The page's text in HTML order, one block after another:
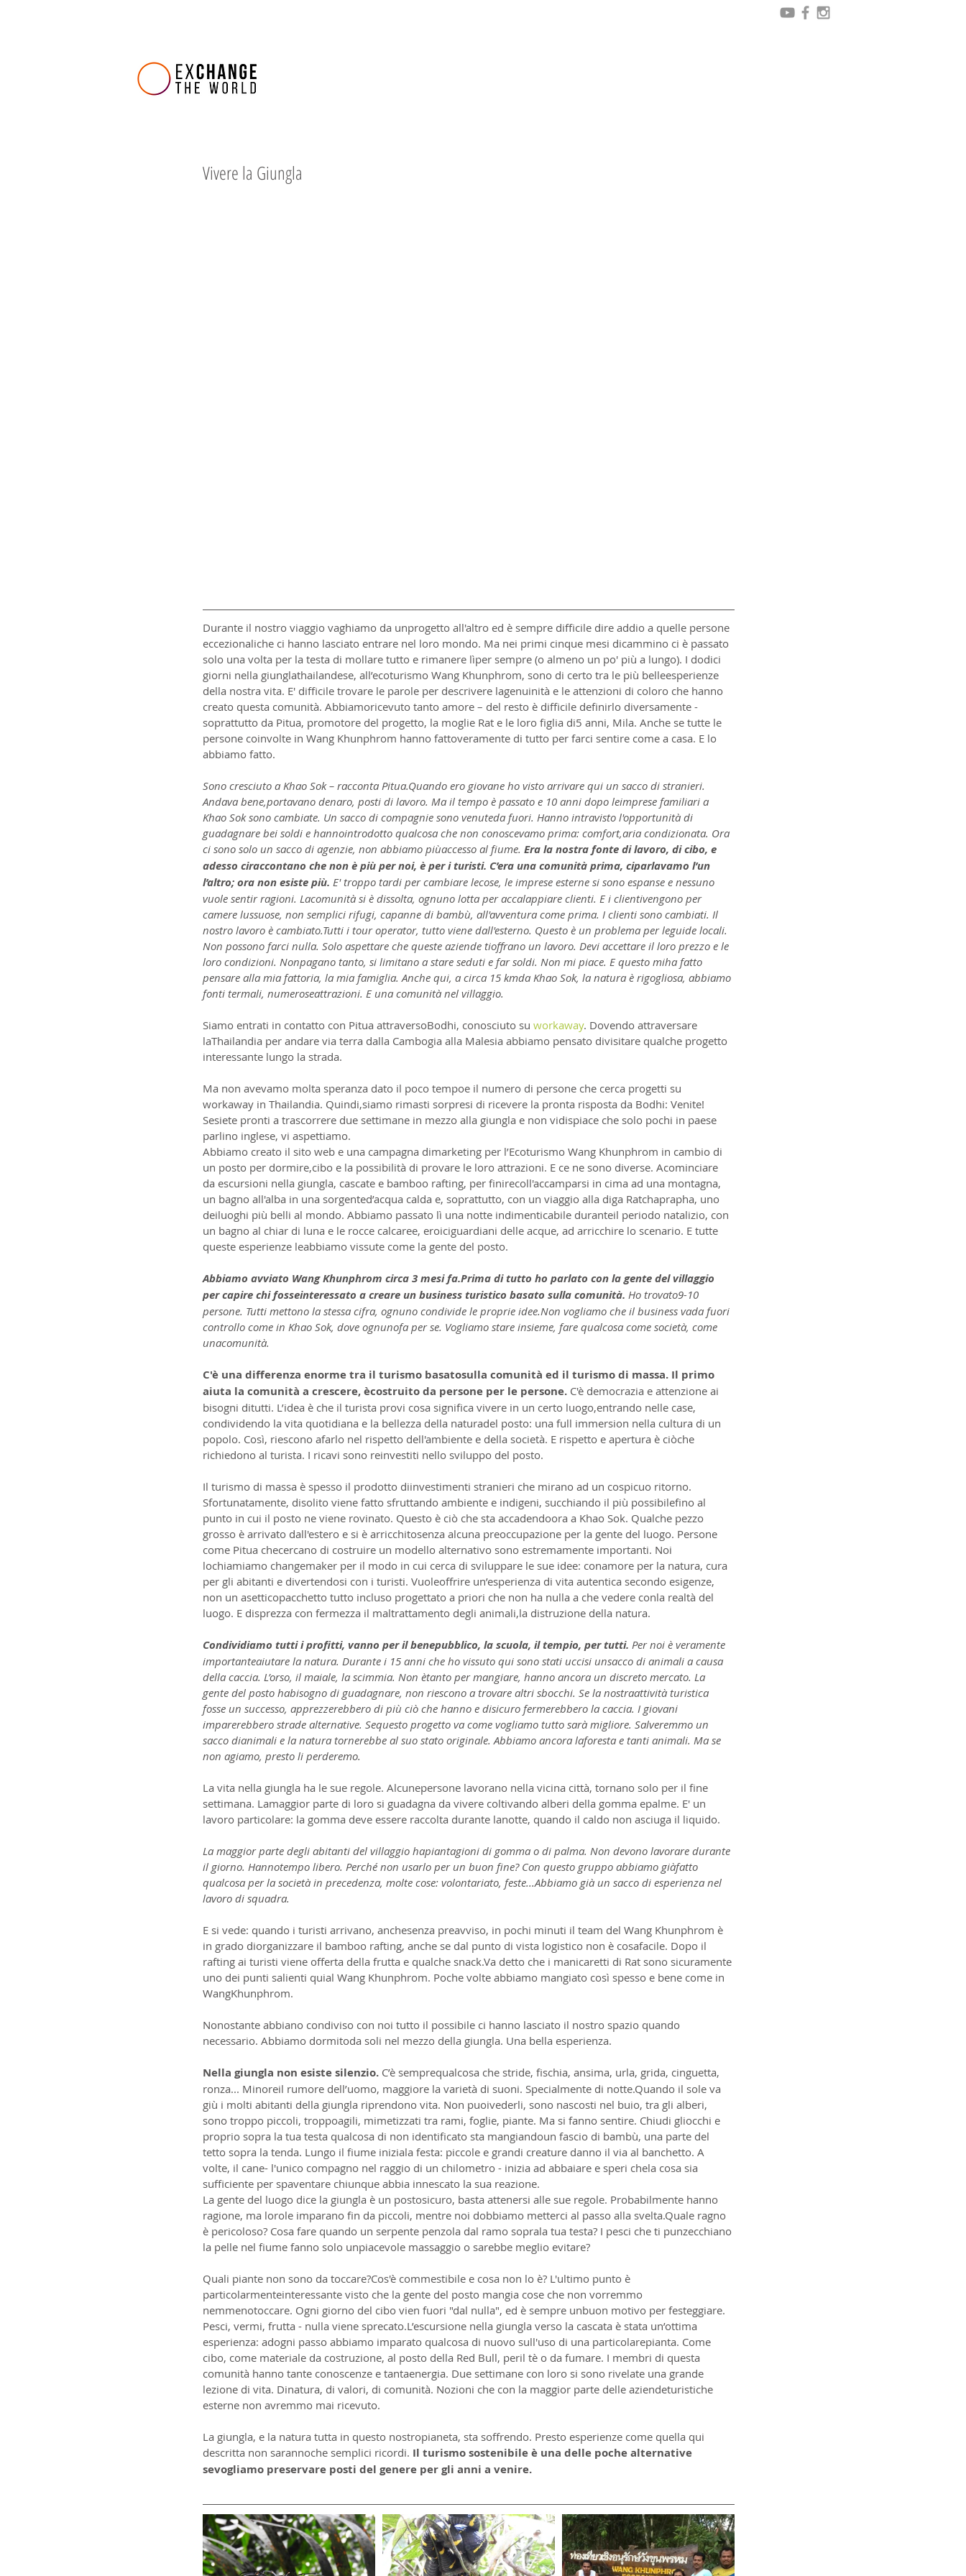
Vivere la Giungla
Durante il nostro viaggio vaghiamo da unprogetto all'altro ed è sempre difficile dire addio a quelle persone
eccezionaliche ci hanno lasciato entrare nel loro mondo. Ma nei primi cinque mesi dicammino ci è passato
solo una volta per la testa di mollare tutto e rimanere lìper sempre (o almeno un po' più a lungo). I dodici
giorni nella giunglathailandese, all’ecoturismo Wang Khunphrom, sono di certo tra le più belleesperienze
della nostra vita. E' difficile trovare le parole per descrivere lagenuinità e le attenzioni di coloro che hanno
creato questa comunità. Abbiamoricevuto tanto amore – del resto è difficile definirlo diversamente -
soprattutto da Pitua, promotore del progetto, la moglie Rat e le loro figlia di5 anni, Mila. Anche se tutte le
persone coinvolte in Wang Khunphrom hanno fattoveramente di tutto per farci sentire come a casa. E lo
abbiamo fatto.
Sono cresciuto a Khao Sok – racconta Pitua.Quando ero giovane ho visto arrivare qui un sacco di stranieri.
Andava bene,portavano denaro, posti di lavoro. Ma il tempo è passato e 10 anni dopo leimprese familiari a
Khao Sok sono cambiate. Un sacco di compagnie sono venuteda fuori. Hanno intravisto l'opportunità di
guadagnare bei soldi e hannointrodotto qualcosa che non conoscevamo prima: comfort,aria condizionata. Ora
ci sono solo un sacco di agenzie, non abbiamo piùaccesso al fiume. Era la nostra fonte di lavoro, di cibo, e
adesso ciraccontano che non è più per noi, è per i turisti. C’era una comunità prima, ciparlavamo l’un
l’altro; ora non esiste più. E' troppo tardi per cambiare lecose, le imprese esterne si sono espanse e nessuno
vuole sentir ragioni. Lacomunità si è dissolta, ognuno lotta per accalappiare clienti. E i clientivengono per
camere lussuose, non semplici rifugi, capanne di bambù, all'avventura come prima. I clienti sono cambiati. Il
nostro lavoro è cambiato.Tutti i tour operator, tutto viene dall'esterno. Questo è un problema per leguide locali.
Non possono farci nulla. Solo aspettare che queste aziende tioffrano un lavoro. Devi accettare il loro prezzo e le
loro condizioni. Nonpagano tanto, si limitano a stare seduti e far soldi. Non mi piace. E questo miha fatto
pensare alla mia fattoria, la mia famiglia. Anche qui, a circa 15 kmda Khao Sok, la natura è rigogliosa, abbiamo
fonti termali, numeroseattrazioni. E una comunità nel villaggio.
Siamo entrati in contatto con Pitua attraversoBodhi, conosciuto su workaway. Dovendo attraversare
laThailandia per andare via terra dalla Cambogia alla Malesia abbiamo pensato divisitare qualche progetto
interessante lungo la strada.
Ma non avevamo molta speranza dato il poco tempoe il numero di persone che cerca progetti su
workaway in Thailandia. Quindi,siamo rimasti sorpresi di ricevere la pronta risposta da Bodhi: Venite!
Sesiete pronti a trascorrere due settimane in mezzo alla giungla e non vidispiace che solo pochi in paese
parlino inglese, vi aspettiamo.
Abbiamo creato il sito web e una campagna dimarketing per l’Ecoturismo Wang Khunphrom in cambio di
un posto per dormire,cibo e la possibilità di provare le loro attrazioni. E ce ne sono diverse. Acominciare
da escursioni nella giungla, cascate e bamboo rafting, per finirecoll'accamparsi in cima ad una montagna,
un bagno all'alba in una sorgented’acqua calda e, soprattutto, con un viaggio alla diga Ratchaprapha, uno
deiluoghi più belli al mondo. Abbiamo passato lì una notte indimenticabile duranteil periodo natalizio, con
un bagno al chiar di luna e le rocce calcaree, eroiciguardiani delle acque, ad arricchire lo scenario. E tutte
queste esperienze leabbiamo vissute come la gente del posto.
Abbiamo avviato Wang Khunphrom circa 3 mesi fa.Prima di tutto ho parlato con la gente del villaggio
per capire chi fosseinteressato a creare un business turistico basato sulla comunità. Ho trovato9-10
persone. Tutti mettono la stessa cifra, ognuno condivide le proprie idee.Non vogliamo che il business vada fuori
controllo come in Khao Sok, dove ognunofa per se. Vogliamo stare insieme, fare qualcosa come società, come
unacomunità.
C'è una differenza enorme tra il turismo basatosulla comunità ed il turismo di massa. Il primo
aiuta la comunità a crescere, ècostruito da persone per le persone. C'è democrazia e attenzione ai
bisogni ditutti. L’idea è che il turista provi cosa significa vivere in un certo luogo,entrando nelle case,
condividendo la vita quotidiana e la bellezza della naturadel posto: una full immersion nella cultura di un
popolo. Così, riescono afarlo nel rispetto dell'ambiente e della società. E rispetto e apertura è ciòche
richiedono al turista. I ricavi sono reinvestiti nello sviluppo del posto.
Il turismo di massa è spesso il prodotto diinvestimenti stranieri che mirano ad un cospicuo ritorno.
Sfortunatamente, disolito viene fatto sfruttando ambiente e indigeni, succhiando il più possibilefino al
punto in cui il posto ne viene rovinato. Questo è ciò che sta accadendoora a Khao Sok. Qualche pezzo
grosso è arrivato dall'estero e si è arricchitosenza alcuna preoccupazione per la gente del luogo. Persone
come Pitua checercano di costruire un modello alternativo sono estremamente importanti. Noi
lochiamiamo changemaker per il modo in cui cerca di sviluppare le sue idee: conamore per la natura, cura
per gli abitanti e divertendosi con i turisti. Vuoleoffrire un’esperienza di vita autentica secondo esigenze,
non un asetticopacchetto tutto incluso progettato a priori che non ha nulla a che vedere conla realtà del
luogo. E disprezza con fermezza il maltrattamento degli animali,la distruzione della natura.
Condividiamo tutti i profitti, vanno per il benepubblico, la scuola, il tempio, per tutti. Per noi è veramente
importanteaiutare la natura. Durante i 15 anni che ho vissuto qui sono stati uccisi unsacco di animali a causa
della caccia. L’orso, il maiale, la scimmia. Non ètanto per mangiare, hanno ancora un discreto mercato. La
gente del posto habisogno di guadagnare, non riescono a trovare altri sbocchi. Se la nostraattività turistica
fosse un successo, apprezzerebbero di più ciò che hanno e disicuro fermerebbero la caccia. I giovani
imparerebbero strade alternative. Sequesto progetto va come vogliamo tutto sarà migliore. Salveremmo un
sacco dianimali e la natura tornerebbe al suo stato originale. Abbiamo ancora laforesta e tanti animali. Ma se
non agiamo, presto li perderemo.
La vita nella giungla ha le sue regole. Alcunepersone lavorano nella vicina città, tornano solo per il fine
settimana. Lamaggior parte di loro si guadagna da vivere coltivando alberi della gomma epalme. E' un
lavoro particolare: la gomma deve essere raccolta durante lanotte, quando il caldo non asciuga il liquido.
La maggior parte degli abitanti del villaggio hapiantagioni di gomma o di palma. Non devono lavorare durante
il giorno. Hannotempo libero. Perché non usarlo per un buon fine? Con questo gruppo abbiamo giàfatto
qualcosa per la società in precedenza, molte cose: volontariato, feste...Abbiamo già un sacco di esperienza nel
lavoro di squadra.
E si vede: quando i turisti arrivano, anchesenza preavviso, in pochi minuti il team del Wang Khunphrom è
in grado diorganizzare il bamboo rafting, anche se dal punto di vista logistico non è cosafacile. Dopo il
rafting ai turisti viene offerta della frutta e qualche snack.Va detto che i manicaretti di Rat sono sicuramente
uno dei punti salienti quial Wang Khunphrom. Poche volte abbiamo mangiato così spesso e bene come in
WangKhunphrom.
Nonostante abbiano condiviso con noi tutto il possibile ci hanno lasciato il nostro spazio quando
necessario. Abbiamo dormitoda soli nel mezzo della giungla. Una bella esperienza.
Nella giungla non esiste silenzio. C’è semprequalcosa che stride, fischia, ansima, urla, grida, cinguetta,
ronza... Minoreil rumore dell’uomo, maggiore la varietà di suoni. Specialmente di notte.Quando il sole va
giù i molti abitanti della giungla riprendono vita. Non puoivederli, sono nascosti nel buio, tra gli alberi,
sono troppo piccoli, troppoagili, mimetizzati tra rami, foglie, piante. Ma si fanno sentire. Chiudi gliocchi e
proprio sopra la tua testa qualcosa di non identificato sta mangiandoun fascio di bambù, una parte del
tetto sopra la tenda. Lungo il fiume iniziala festa: piccole e grandi creature danno il via al banchetto. A
volte, il cane- l'unico compagno nel raggio di un chilometro - inizia ad abbaiare e speri chela cosa sia
sufficiente per spaventare chiunque abbia innescato la sua reazione.
La gente del luogo dice la giungla è un postosicuro, basta attenersi alle sue regole. Probabilmente hanno
ragione, ma lorole imparano fin da piccoli, mentre noi dobbiamo metterci al passo alla svelta.Quale ragno
è pericoloso? Cosa fare quando un serpente penzola dal ramo soprala tua testa? I pesci che ti punzecchiano
la pelle nel fiume fanno solo unpiacevole massaggio o sarebbe meglio evitare?
Quali piante non sono da toccare?Cos'è commestibile e cosa non lo è? L'ultimo punto è
particolarmenteinteressante visto che la gente del posto mangia cose che non vorremmo
nemmenotoccare. Ogni giorno del cibo vien fuori "dal nulla", ed è sempre unbuon motivo per festeggiare.
Pesci, vermi, frutta - nulla viene sprecato.L’escursione nella giungla verso la cascata è stata un’ottima
esperienza: adogni passo abbiamo imparato qualcosa di nuovo sull'uso di una particolarepianta. Come
cibo, come materiale da costruzione, al posto della Red Bull, peril tè o da fumare. I membri di questa
comunità hanno tante conoscenze e tantaenergia. Due settimane con loro si sono rivelate una grande
lezione di vita. Dinatura, di valori, di comunità. Nozioni che con la maggior parte delle aziendeturistiche
esterne non avremmo mai ricevuto.
La giungla, e la natura tutta in questo nostropianeta, sta soffrendo. Presto esperienze come quella qui
descritta non sarannoche semplici ricordi. Il turismo sostenibile è una delle poche alternative
sevogliamo preservare posti del genere per gli anni a venire.